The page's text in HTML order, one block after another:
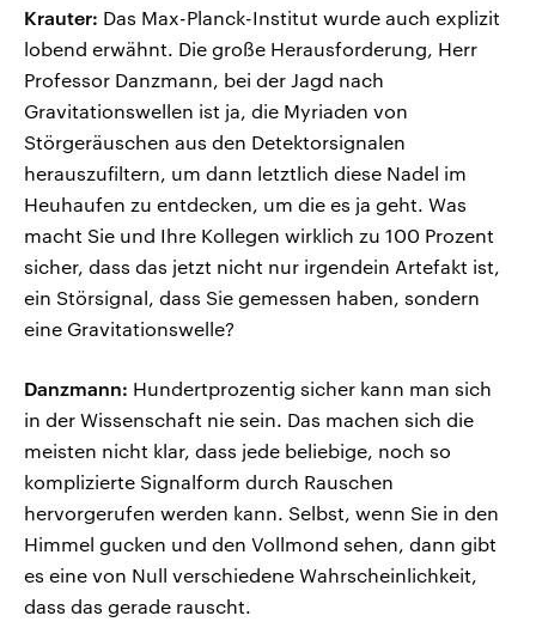
Krauter: Das Max-Planck-Institut wurde auch explizit
lobend erwähnt. Die große Herausforderung, Herr
Professor Danzmann, bei der Jagd nach
Gravitationswellen ist ja, die Myriaden von
Störgeräuschen aus den Detektorsignalen
herauszufiltern, um dann letztlich diese Nadel im
Heuhaufen zu entdecken, um die es ja geht. Was
macht Sie und Ihre Kollegen wirklich zu 100 Prozent
sicher, dass das jetzt nicht nur irgendein Artefakt ist,
ein Störsignal, dass Sie gemessen haben, sondern
eine Gravitationswelle?
Danzmann: Hundertprozentig sicher kann man sich
in der Wissenschaft nie sein. Das machen sich die
meisten nicht klar, dass jede beliebige, noch so
komplizierte Signalform durch Rauschen
hervorgerufen werden kann. Selbst, wenn Sie in den
Himmel gucken und den Vollmond sehen, dann gibt
es eine von Null verschiedene Wahrscheinlichkeit,
dass das gerade rauscht.